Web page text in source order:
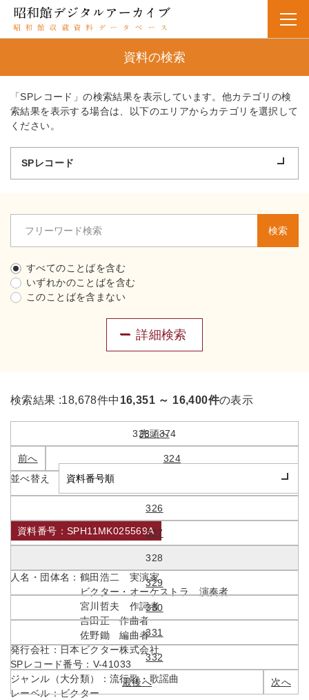
資料の検索
「SPレコード」の検索結果を表示しています。他カテゴリの検
索結果を表示する場合は、以下のエリアからカテゴリを選択して
ください。
SPレコード
検索
すべてのことばを含む
いずれかのことばを含む
このことばを含まない
詳細検索
検索結果 :18,678件中 16,351 ～ 16,400件の表示
328 / 374
先頭へ
前へ 324
326
327
328
329
330
331
332
次へ
最後へ
並べ替え
資料番号：SPH11MK025569A
人名・団体名： 鶴田浩二 実演家
ビクター・オーケストラ 演奏者
宮川哲夫 作詞者
吉田正 作曲者
佐野鋤 編曲者
発行会社： 日本ビクター株式会社
SPレコード番号： V-41033
ジャンル（大分類）： 流行歌・歌謡曲
レーベル：ビクター